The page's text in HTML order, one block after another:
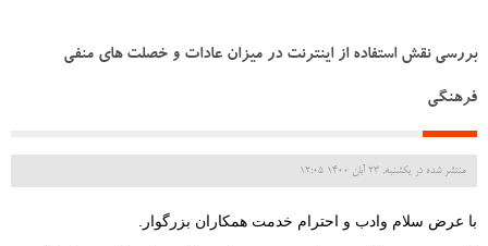
بررسی نقش استفاده از اینترنت در میزان عادات و خصلت های منفی
فرهنگی
منتشر شده در یکشنبه, 23 آبان 1400 12:05
با عرض سلام وادب و احترام خدمت همکاران بزرگوار.